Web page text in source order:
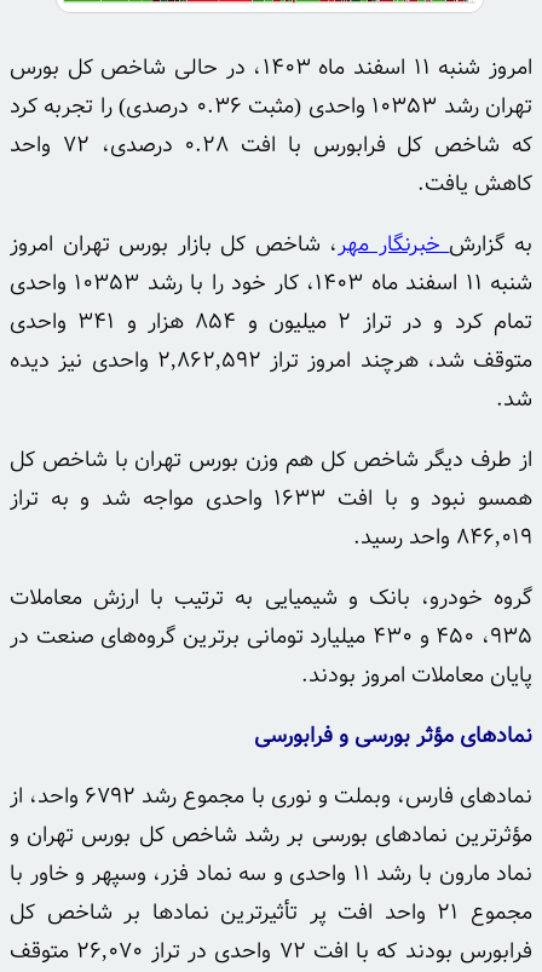
امروز شنبه ۱۱ اسفند ماه ۱۴۰۳، در حالی شاخص کل بورس
تهران رشد ۱۰۳۵۳ واحدی (مثبت ۰.۳۶ درصدی) را تجربه کرد
که شاخص کل فرابورس با افت ۰.۲۸ درصدی، ۷۲ واحد
کاهش یافت.
به گزارش خبرنگار مهر، شاخص کل بازار بورس تهران امروز
شنبه ۱۱ اسفند ماه ۱۴۰۳، کار خود را با رشد ۱۰۳۵۳ واحدی
تمام کرد و در تراز ۲ میلیون و ۸۵۴ هزار و ۳۴۱ واحدی
متوقف شد، هرچند امروز تراز ۲,۸۶۲,۵۹۲ واحدی نیز دیده
شد.
از طرف دیگر شاخص کل هم وزن بورس تهران با شاخص کل
همسو نبود و با افت ۱۶۳۳ واحدی مواجه شد و به تراز
۸۴۶,۰۱۹ واحد رسید.
گروه خودرو، بانک و شیمیایی به ترتیب با ارزش معاملات
۹۳۵، ۴۵۰ و ۴۳۰ میلیارد تومانی برترین گروه‌های صنعت در
پایان معاملات امروز بودند.
نمادهای مؤثر بورسی و فرابورسی
نمادهای فارس، وبملت
و نوری با مجموع رشد ۶۷۹۲ واحد، از
مؤثرترین نمادهای بورسی بر رشد شاخص کل بورس تهران و
نمادمارون با رشد ۱۱ واحدی و سه نماد فزر، وسپهر و خاور با
مجموع ۲۱ واحد افت پر
تأثیرترین نمادها بر شاخص کل
فرابورس
بودند که با افت ۷۲ واحدی در تراز ۲۶,۰۷۰ متوقف